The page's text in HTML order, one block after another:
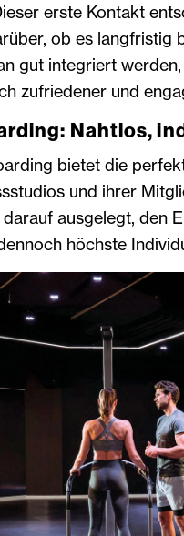
erste Kontakt
ob es langfristig
gut integriert
zufriedener und
Nahtlos,
bietet die
und ihrer
ausgelegt, den
höchste